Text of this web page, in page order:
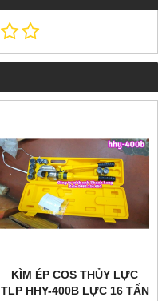
KÌM ÉP COS THỦY LỰC
TLP HHY-400B LỰC 16 TẤN